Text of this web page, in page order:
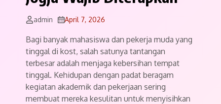
admin April 7, 2026
Bagi banyak mahasiswa dan pekerja muda yang
tinggal di kost, salah satunya tantangan
terbesar adalah menjaga kebersihan tempat
tinggal. Kehidupan dengan padat beragam
kegiatan akademik dan pekerjaan sering
membuat mereka kesulitan untuk menyisihkan